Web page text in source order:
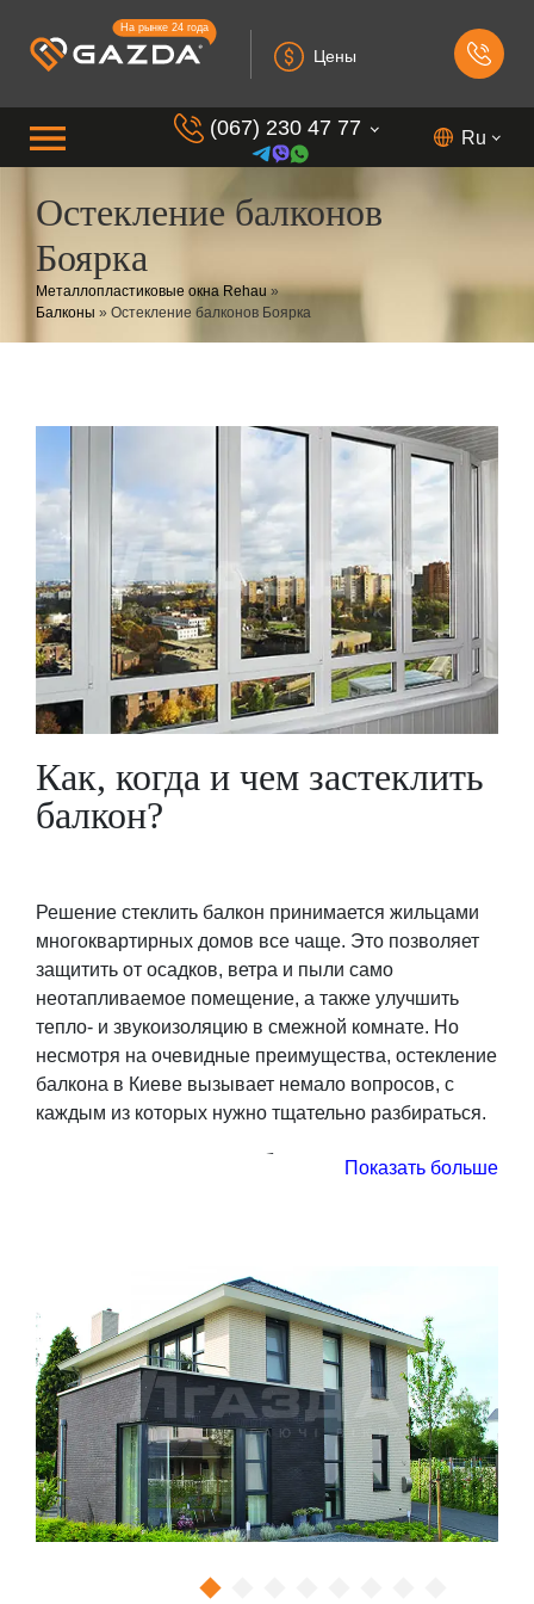
На рынке 24 года
Цены
(067) 230 47 77
(099) 230 73 37
(073) 230 7 337
Ru
Остекление балконов
Боярка
Металлопластиковые окна Rehau»
Балконы » Остекление балконов Боярка
Как, когда и чем застеклить
балкон?
Решение стеклить балкон принимается жильцами
многоквартирных домов все чаще. Это позволяет
защитить от осадков, ветра и пыли само
неотапливаемое помещение, а также улучшить
тепло- и звукоизоляцию в смежной комнате. Но
несмотря на очевидные преимущества, остекление
балкона в Киеве вызывает немало вопросов, с
каждым из которых нужно тщательно разбираться.
Как застеклить балкон?
варианты застекления балкона можно разделить на
холодный. В этом случае балконное
пространство может использоваться
исключительно для бытовых нужд, то есть в
качестве зоны хранения вещей, места для сушки
белья после стирки. Высокие требования к звуко- и
теплоизоляции при этом не предъявляются, а
значит подойдут бюджетные ПВХ-конструкции с
профильной системой начального уровня (60 мм, 3-
4 камеры) и однокамерным стеклопакетом;
Показать больше